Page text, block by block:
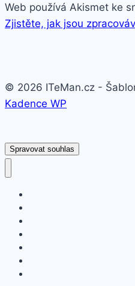
Web používá Akismet ke
Zjistěte, jak jsou
© 2026 ITeMan.cz -
Kadence WP
Spravovat souhlas